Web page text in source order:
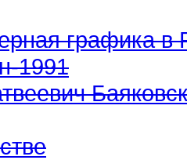
графика в
1991